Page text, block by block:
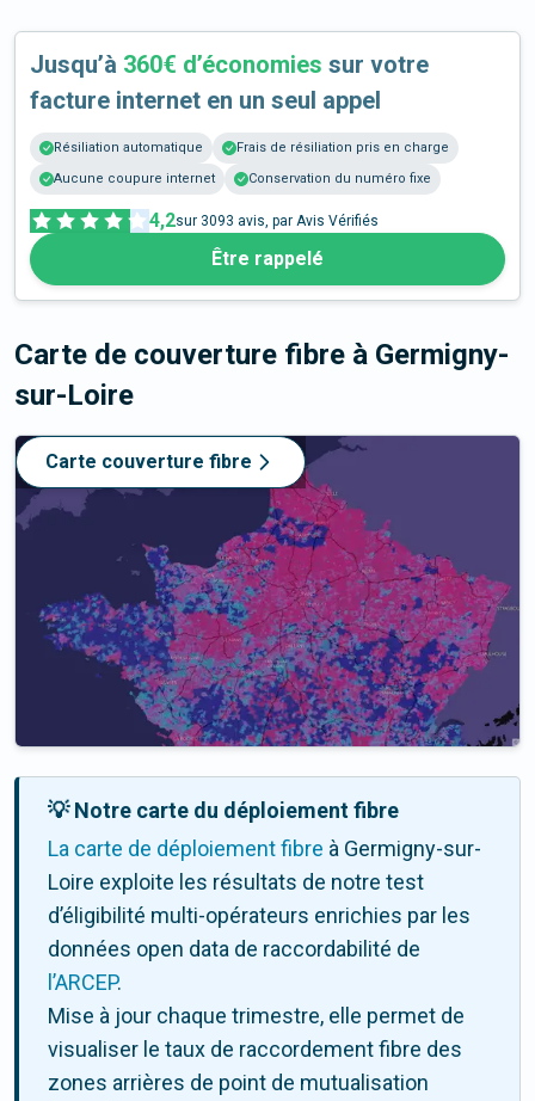
Jusqu’à 360€ d’économies sur votre
facture internet en un seul appel
Résiliation automatique
Frais de résiliation pris en charge
Aucune coupure internet
Conservation du numéro fixe
4,2sur 3093 avis, par Avis Vérifiés
Être rappelé
Carte de couverture fibre à Germigny-
sur-Loire
Carte couverture fibre
💡 Notre carte du déploiement fibre
La carte de déploiement fibre à Germigny-sur-
Loire exploite les résultats de notre test
d’éligibilité multi-opérateurs enrichies par les
données open data de raccordabilité de
l’ARCEP.
Mise à jour chaque trimestre, elle permet de
visualiser le taux de raccordement fibre des
zones arrières de point de mutualisation